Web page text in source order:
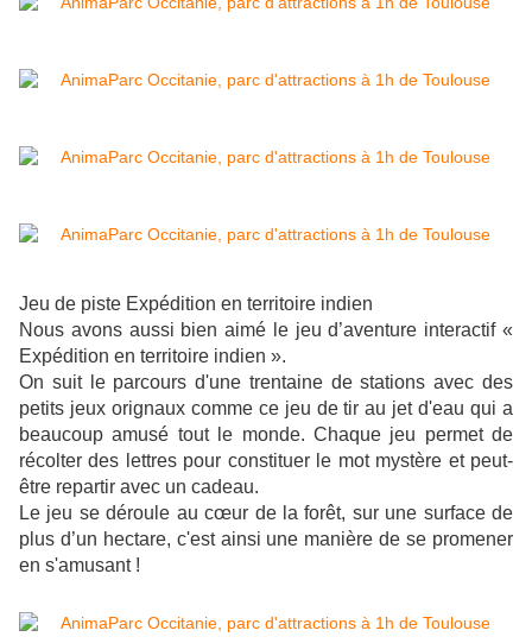
Jeu de piste Expédition en territoire indien
Nous avons aussi bien aimé le jeu d’aventure interactif «
Expédition en territoire indien ».
On suit le parcours d'une trentaine de stations avec des
petits jeux orignaux comme ce jeu de tir au jet d'eau qui a
beaucoup amusé tout le monde. Chaque jeu permet de
récolter des lettres pour constituer le mot mystère et peut-
être repartir avec un cadeau.
Le jeu se déroule au cœur de la forêt, sur une surface de
plus d’un hectare, c'est ainsi une manière de se promener
en s'amusant !